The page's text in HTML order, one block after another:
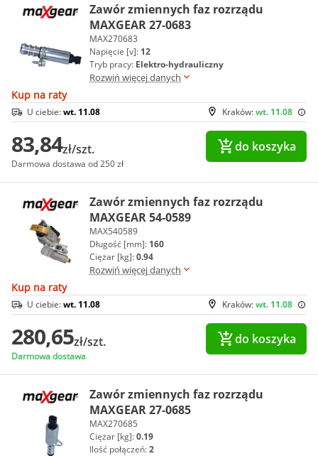
Zawór zmiennych faz rozrządu
MAXGEAR 27-0683
MAX270683
Napięcie [v]: 12
Tryb pracy: Elektro-hydrauliczny
Rozwiń więcej danych
Kup na raty
Kraków:wt. 11.08
U ciebie:wt. 11.08
83,84zł/szt.
Darmowa dostawa od 250 zł
do koszyka
Zawór zmiennych faz rozrządu
MAXGEAR 54-0589
MAX540589
Długość [mm]: 160
Ciężar [kg]:0.94
Rozwiń więcej danych
Kup na raty
Kraków:wt. 11.08
U ciebie:wt. 11.08
280,65zł/szt.
Darmowa dostawa
do koszyka
Zawór zmiennych faz rozrządu
MAXGEAR 27-0685
MAX270685
Ciężar [kg]:0.19
Ilość połączeń:2